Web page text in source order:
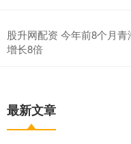
股升网配资 今年前8个月
增长8倍
最新文章